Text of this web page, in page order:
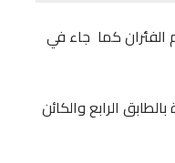
الفئران كما جاء في
الأسرة بالطابق الرابع والكائن